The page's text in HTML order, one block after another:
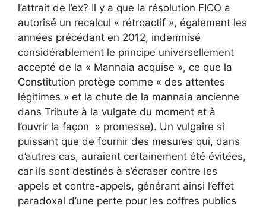
l’attrait de l’ex? Il y a que la résolution FICO a
autorisé un recalcul « rétroactif », également les
années précédant en 2012, indemnisé
considérablement le principe universellement
accepté de la « Mannaia acquise », ce que la
Constitution protège comme « des attentes
légitimes » et la chute de la mannaia ancienne
dans Tribute à la vulgate du moment et à
l’ouvrir la façon » promesse). Un vulgaire si
puissant que de fournir des mesures qui, dans
d’autres cas, auraient certainement été évitées,
car ils sont destinés à s’écraser contre les
appels et contre-appels, générant ainsi l’effet
paradoxal d’une perte pour les coffres publics